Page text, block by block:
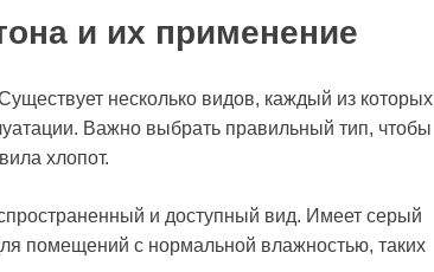
и их применение
несколько видов, каждый из которых
Важно выбрать правильный тип, чтобы
хлопот.
и доступный вид. Имеет серый
помещений с нормальной влажностью, таких